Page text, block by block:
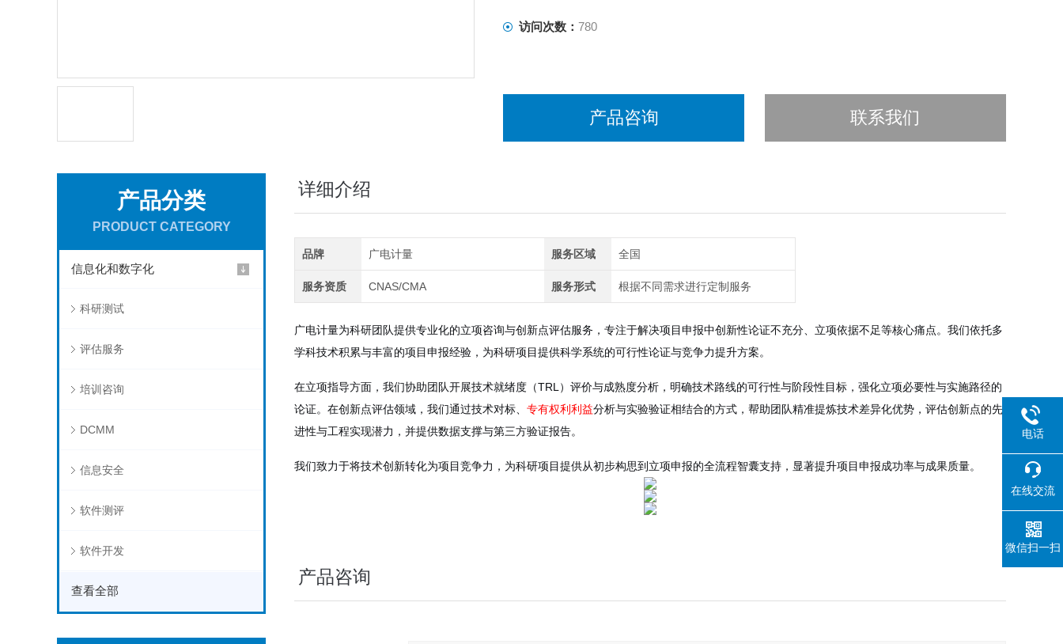
访问次数： 780
产品咨询 联系我们
产品分类
PRODUCT CATEGORY
信息化和数字化
科研测试
评估服务
培训咨询
DCMM
信息安全
软件测评
软件开发
查看全部
详细介绍
品牌 广电计量 服务区域 全国
服务资质 CNAS/CMA 服务形式 根据不同需求进行定制服务
广电计量为科研团队提供专业化的立项咨询与创新点评估服务，专注于解决项目申报中创新性论证不充分、立项依据不足等核心痛点。我们依托多
学科技术积累与丰富的项目申报经验，为科研项目提供科学系统的可行性论证与竞争力提升方案。
在立项指导方面，我们协助团队开展技术就绪度（TRL）评价与成熟度分析，明确技术路线的可行性与阶段性目标，强化立项必要性与实施路径的
论证。在创新点评估领域，我们通过技术对标、 专有权利利益分析与实验验证相结合的方式，帮助团队精准提炼技术差异化优势，评估创新点的先
进性与工程实现潜力，并提供数据支撑与第三方验证报告。
我们致力于将技术创新转化为项目竞争力，为科研项目提供从初步构思到立项申报的全流程智囊支持，显著提升项目申报成功率与成果质量。
产品咨询
电话
在线交流
微信扫一扫